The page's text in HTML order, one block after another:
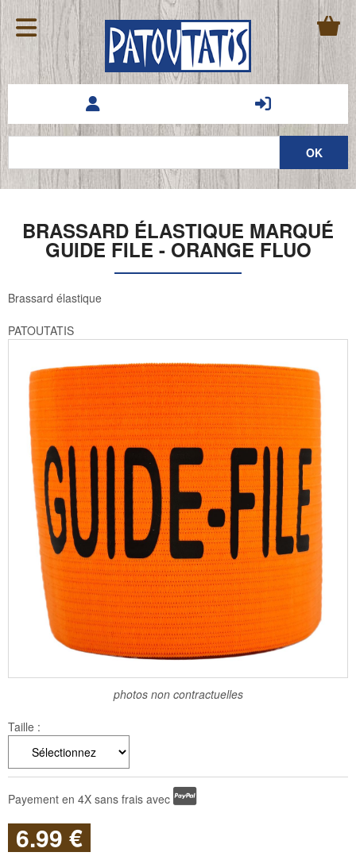
BRASSARD ÉLASTIQUE MARQUÉ
GUIDE FILE - ORANGE FLUO
Brassard élastique
PATOUTATIS
photos non contractuelles
Taille :
Payement en 4X sans frais avec
6.99 €